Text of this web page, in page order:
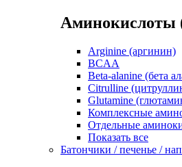
Аминокислоты
Arginine (аргинин)
BCAA
Beta-alanine (бета
Citrulline
Glutamine
Комплексные
Отдельные
Показать все
Батончики / печенье /